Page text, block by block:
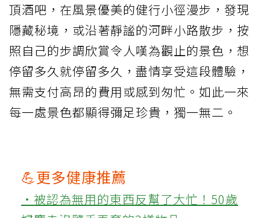
頂酒吧，在風景優美的健行小徑漫步，發現
隱藏秘境，或沿著靜謐的河畔小路散步，按
照自己的步調欣賞令人嘆為觀止的景色，想
停留多久就停留多久，盡情享受這段體驗，
無需支付高昂的費用或感到匆忙。如此一來
每一處景色都顯得彌足珍貴，獨一無二。
💪更多健康推薦
‧被認為無用的東西反幫了大忙！50歲